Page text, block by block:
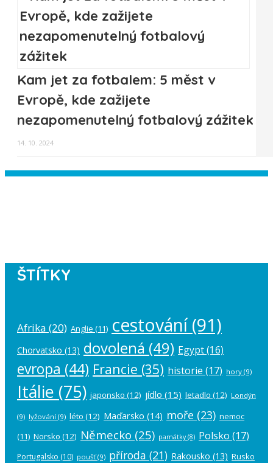
Kam jet za fotbalem: 5 měst v
Evropě, kde zažijete
nezapomenutelný fotbalový zážitek
14. 10. 2024
ŠTÍTKY
Afrika (20) Anglie (11) cestování(91)
Chorvatsko (13) dovolená (49) Egypt(16)
evropa (44) Francie (35) historie (17) hory (9)
Itálie (75) japonsko (12) jídlo (15) letadlo (12) Londýn
(9) lyžování (9) léto (12) Maďarsko (14) moře (23) nemoc
(11) Norsko (12) Německo (25) památky(8) Polsko (17)
Portugalsko (10) poušť(9) příroda (21) Rakousko (13) Rusko